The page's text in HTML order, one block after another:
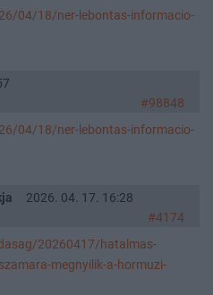
04/18/ner-lebontas-informacio-
#98848
04/18/ner-lebontas-informacio-
2026. 04. 17. 16:28
#4174
20260417/hatalmas-
megnyilik-a-hormuzi-